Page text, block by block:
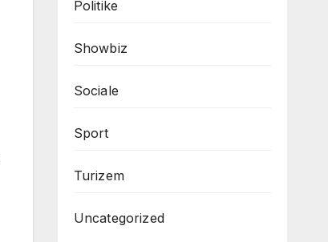
Politike
Showbiz
Sociale
Sport
Turizem
Uncategorized